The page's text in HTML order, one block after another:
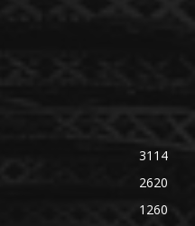
3114
2620
1260